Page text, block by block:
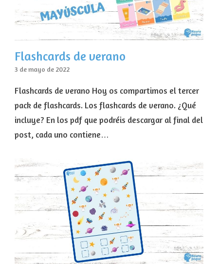
Flashcards de verano
3 de mayo de 2022
Flashcards de verano Hoy os compartimos el tercer
pack de flashcards. Los flashcards de verano. ¿Qué
incluye? En los pdf que podréis descargar al final del
post, cada uno contiene…